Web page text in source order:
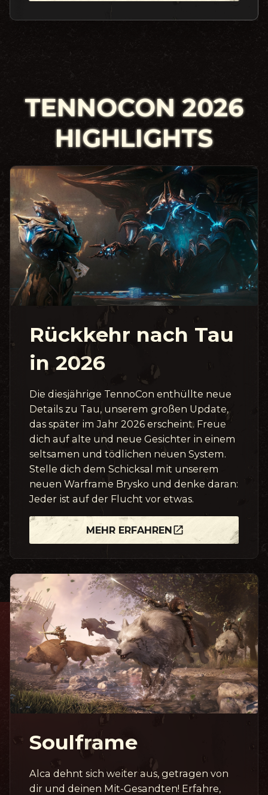
TENNOCON 2026
HIGHLIGHTS
Rückkehr nach Tau
in 2026
Die diesjährige TennoCon enthüllte neue
Details zu Tau, unserem großen Update,
das später im Jahr 2026 erscheint. Freue
dich auf alte und neue Gesichter in einem
seltsamen und tödlichen neuen System.
Stelle dich dem Schicksal mit unserem
neuen Warframe Brysko und denke daran:
Jeder ist auf der Flucht vor etwas.
MEHR ERFAHREN
Soulframe
Alca dehnt sich weiter aus, getragen von
dir und deinen Mit-Gesandten! Erfahre,